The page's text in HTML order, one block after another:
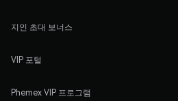
지인 초대 보너스
VIP 포털
Phemex VIP 프로그램